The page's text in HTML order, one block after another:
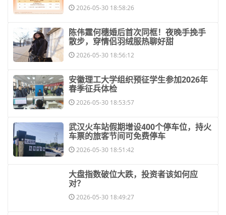
2026-05-30 18:58:26
​陈伟霆何穗婚后首次同框！夜晚手挽手
散步，穿情侣羽绒服热聊好甜
2026-05-30 18:56:12
​安徽理工大学组织预征学生参加2026年
春季征兵体检
2026-05-30 18:53:57
​武汉火车站假期增设400个停车位，持火
车票的旅客节间可免费停车
2026-05-30 18:51:42
​大盘指数破位大跌，投资者该如何应
对？
2026-05-30 18:49:27